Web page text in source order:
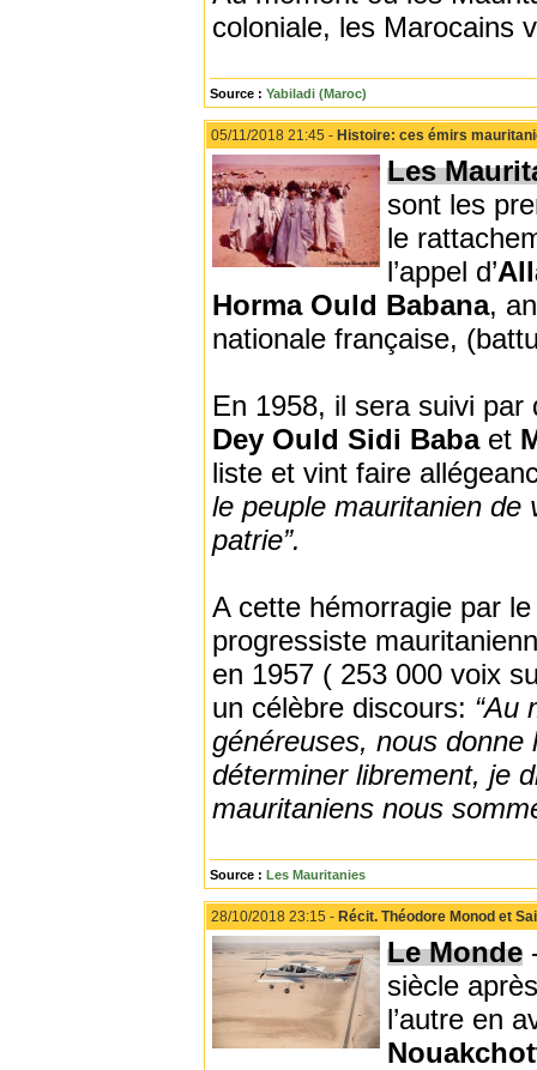
coloniale, les Marocains
Source : Yabiladi (Maroc)
05/11/2018 21:45 - Histoire: ces émirs
Les
sont les
le
l’appel d’
Horma Ould Babana,
nationale française,
En 1958, il sera suivi
Dey Ould Sidi Baba et
liste et vint faire
le peuple mauritanien de
patrie”.
A cette hémorragie par
progressiste
en 1957 ( 253 000 voix
un célèbre discours: “Au
généreuses, nous
déterminer librement, je
mauritaniens nous
Source : Les Mauritanies
28/10/2018 23:15 - Récit. Théodore Monod et
Le Monde
siècle
l’autre en